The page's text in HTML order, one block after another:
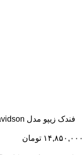
فندک زیپو مدل Harley-Davidson کد 48799
۱۴,۸۵۰,۰۰۰ تومان